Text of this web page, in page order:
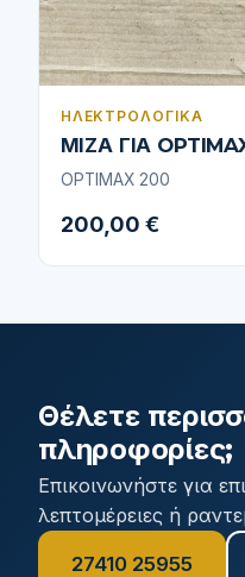
ΗΛΕΚΤΡΟΛΟΓΙΚΆ
ΜΙΖΑ ΓΙΑ
OPTIMAX 200
200,00 €
Θέλετε
πληροφορίες;
Επικοινωνήστε για
λεπτομέρειες ή
27410 25955